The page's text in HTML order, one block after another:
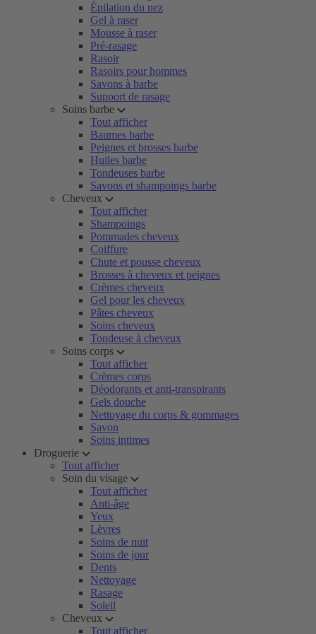
Épilation du nez
Gel à raser
Mousse à raser
Pré-rasage
Rasoir
Rasoirs pour hommes
Savons à barbe
Support de rasage
Soins barbe
Tout afficher
Baumes barbe
Peignes et brosses barbe
Huiles barbe
Tondeuses barbe
Savons et shampoings barbe
Cheveux
Tout afficher
Shampoings
Pommades cheveux
Coiffure
Chute et pousse cheveux
Brosses à cheveux et peignes
Crèmes cheveux
Gel pour les cheveux
Pâtes cheveux
Soins cheveux
Tondeuse à cheveux
Soins corps
Tout afficher
Crèmes corps
Déodorants et anti-transpirants
Gels douche
Nettoyage du corps & gommages
Savon
Soins intimes
Droguerie
Tout afficher
Soin du visage
Tout afficher
Anti-âge
Yeux
Lèvres
Soins de nuit
Soins de jour
Dents
Nettoyage
Rasage
Soleil
Cheveux
Tout afficher